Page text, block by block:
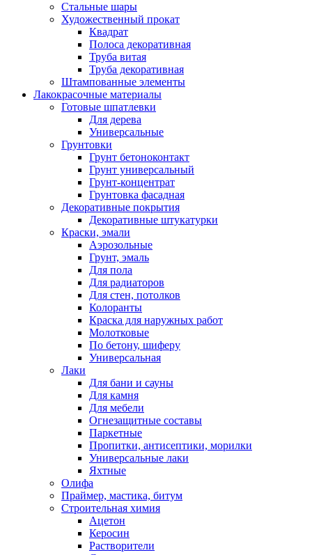
Стальные шары
Художественный прокат
Квадрат
Полоса декоративная
Труба витая
Труба декоративная
Штампованные элементы
Лакокрасочные материалы
Готовые шпатлевки
Для дерева
Универсальные
Грунтовки
Грунт бетоноконтакт
Грунт универсальный
Грунт-концентрат
Грунтовка фасадная
Декоративные покрытия
Декоративные штукатурки
Краски, эмали
Аэрозольные
Грунт, эмаль
Для пола
Для радиаторов
Для стен, потолков
Колоранты
Краска для наружных работ
Молотковые
По бетону, шиферу
Универсальная
Лаки
Для бани и сауны
Для камня
Для мебели
Огнезащитные составы
Паркетные
Пропитки, антисептики, морилки
Универсальные лаки
Яхтные
Олифа
Праймер, мастика, битум
Строительная химия
Ацетон
Керосин
Растворители